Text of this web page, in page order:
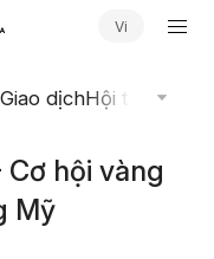
Vi
dịchHội thảo
Cơ hội vàng
Mỹ